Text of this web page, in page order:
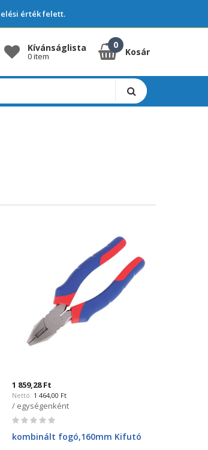
érték felett.
Kívánságlista
0 item Kosár
1 859,28 Ft
1 464,00 Ft
/ egységenként
Rating:
kombinált fogó,160mm Kifutó